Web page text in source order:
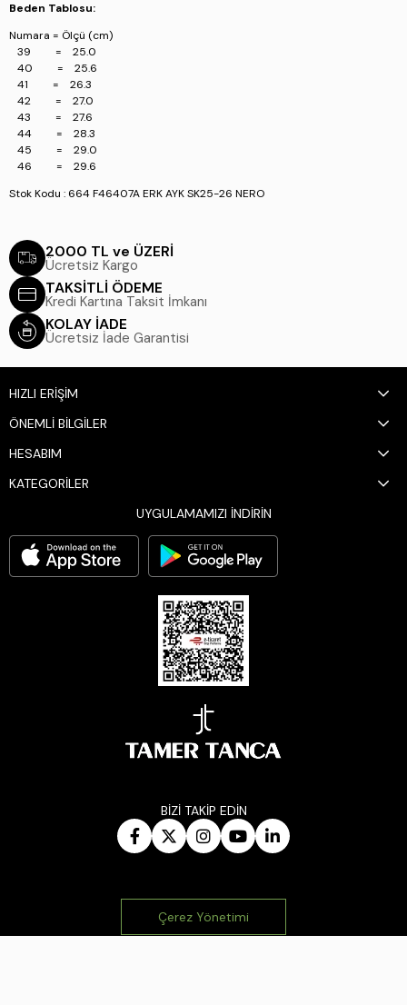
Beden Tablosu:
Numara = Ölçü (cm)
39 = 25.0
40 = 25.6
41 = 26.3
42 = 27.0
43 = 27.6
44 = 28.3
45 = 29.0
46 = 29.6
Stok Kodu : 664 F46407A ERK AYK SK25-26 NERO
2000 TL ve ÜZERİ
Ücretsiz Kargo
TAKSİTLİ ÖDEME
Kredi Kartına Taksit İmkanı
KOLAY İADE
Ücretsiz İade Garantisi
HIZLI ERİŞİM
ÖNEMLİ BİLGİLER
HESABIM
KATEGORİLER
UYGULAMAMIZI İNDİRİN
BİZİ TAKİP EDİN
Çerez Yönetimi